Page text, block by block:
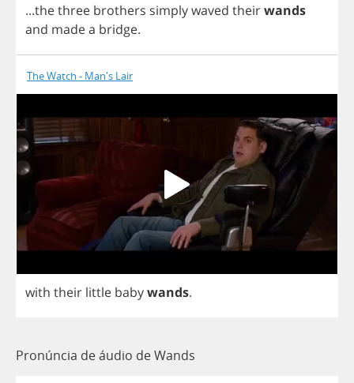
...thethree brothers simplywaved theirwands
and madea bridge.
The Watch - Man's Lair
with their little babywands.
Pronúncia de áudio de Wands